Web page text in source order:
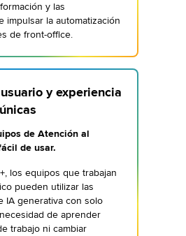
y las
impulsar la automatización
de front-office.
y experiencia
de Atención al
de usar.
los equipos que trabajan
pueden utilizar las
IA generativa con solo
de aprender
trabajo ni cambiar